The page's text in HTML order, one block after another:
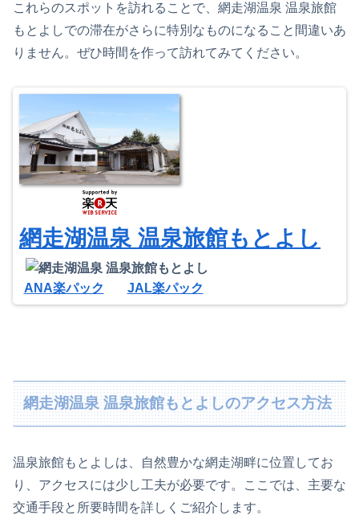
これらのスポットを訪れることで、網走湖温泉 温泉旅館
もとよしでの滞在がさらに特別なものになること間違いあ
りません。ぜひ時間を作って訪れてみてください。
網走湖温泉 温泉旅館もとよし
ANA楽パック JAL楽パック
網走湖温泉 温泉旅館もとよしのアクセス方法
温泉旅館もとよしは、自然豊かな網走湖畔に位置してお
り、アクセスには少し工夫が必要です。ここでは、主要な
交通手段と所要時間を詳しくご紹介します。